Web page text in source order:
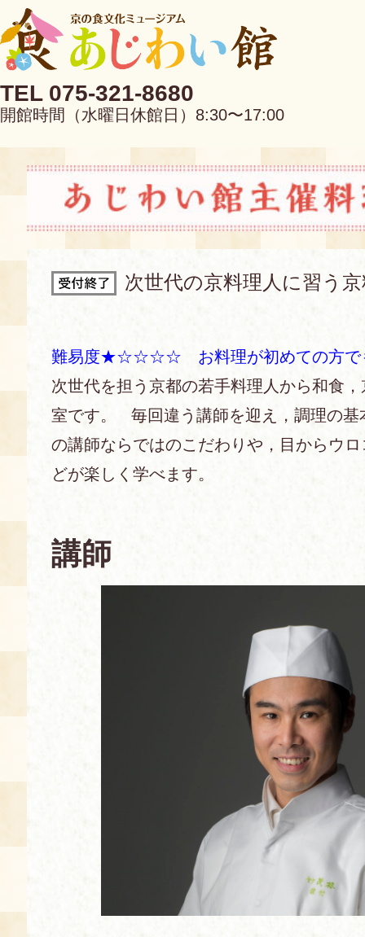
TEL 075-321-8680
開館時間（水曜日休館日）8:30〜17:00
EN 中文
あじわい館とは
京の食文化について
FAQ
料理教室
キャンセル・ご変更
食の海援隊・陸援隊 会員限定
空き状況・ご予約
使用料・お支払い方法
団体向け見学・体験
食の語り部の部屋
講演会付き料理教室
次世代の京料理人に習う
難易度★☆☆☆☆ お料理が初めての方で
次世代を担う京都の若手料理人から和食
室です。 毎回違う講師を迎え，調理の基
の講師ならではのこだわりや，目からウ
どが楽しく学べます。
講師